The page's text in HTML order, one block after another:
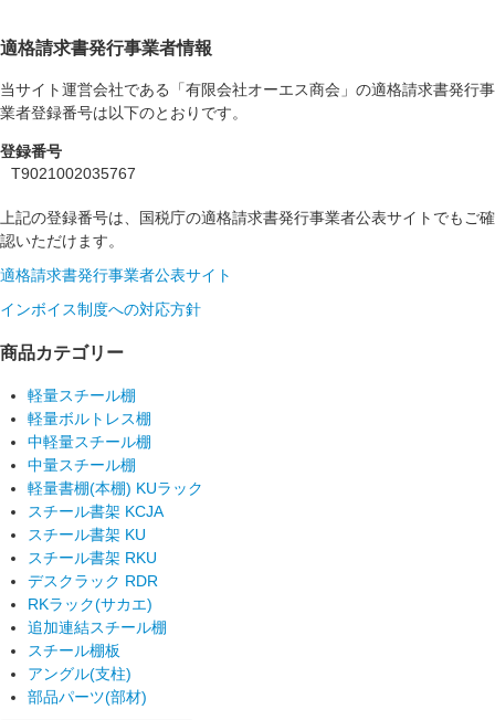
適格請求書発行事業者情報
当サイト運営会社である「有限会社オーエス商会」の適格請求書発行事
業者登録番号は以下のとおりです。
登録番号
T9021002035767
上記の登録番号は、国税庁の適格請求書発行事業者公表サイトでもご確
認いただけます。
適格請求書発行事業者公表サイト
インボイス制度への対応方針
商品カテゴリー
軽量スチール棚
軽量ボルトレス棚
中軽量スチール棚
中量スチール棚
軽量書棚(本棚) KUラック
スチール書架 KCJA
スチール書架 KU
スチール書架 RKU
デスクラック RDR
RKラック(サカエ)
追加連結スチール棚
スチール棚板
アングル(支柱)
部品パーツ(部材)